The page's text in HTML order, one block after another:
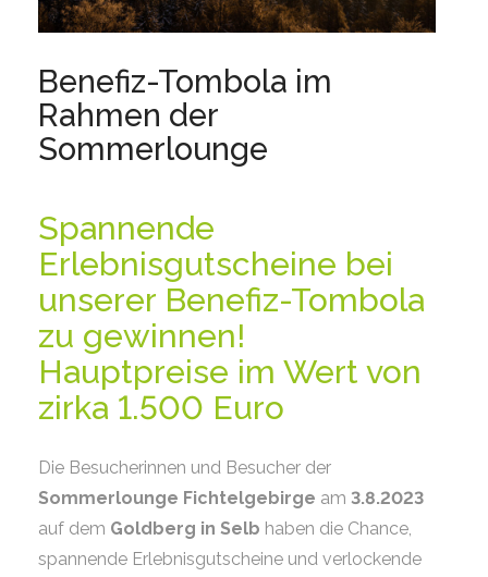
Benefiz-Tombola im
Rahmen der
Sommerlounge
Spannende
Erlebnisgutscheine bei
unserer Benefiz-Tombola
zu gewinnen!
Hauptpreise im Wert von
zirka 1.500 Euro
Die Besucherinnen und Besucher der
Sommerlounge Fichtelgebirge am 3.8.2023
auf dem Goldberg in Selb haben die Chance,
spannende Erlebnisgutscheine und verlockende